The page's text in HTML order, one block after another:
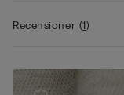
• Modellen är 175
Recensioner (1)